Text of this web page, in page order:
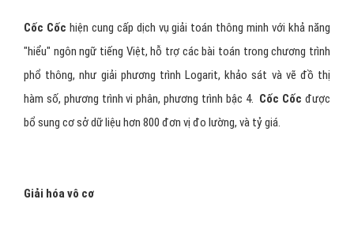
Cốc Cốc hiện cung cấp dịch vụ giải toán thông minh với khả năng
"hiểu" ngôn ngữ tiếng Việt, hỗ trợ các bài toán trong chương trình
phổ thông, như giải phương trình Logarit, khảo sát và vẽ đồ thị
hàm số, phương trình vi phân, phương trình bậc 4. Cốc Cốc được
bổ sung cơ sở dữ liệu hơn 800 đơn vị đo lường, và tỷ giá.
Giải hóa vô cơ